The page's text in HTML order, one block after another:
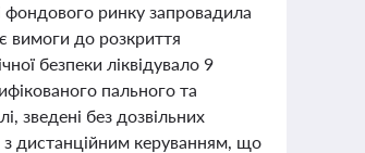
фондового ринку запровадила
вимоги до розкриття
безпеки ліквідувало 9
пального та
зведені без дозвільних
з дистанційним керуванням, що